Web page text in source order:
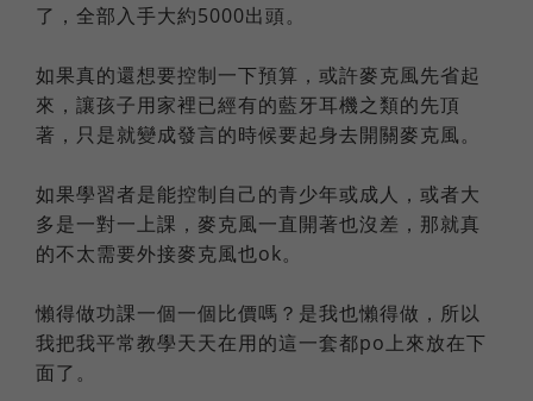
了，全部入手大約5000出頭。
如果真的還想要控制一下預算，或許麥克風先省起
來，讓孩子用家裡已經有的藍牙耳機之類的先頂
著，只是就變成發言的時候要起身去開關麥克風。
如果學習者是能控制自己的青少年或成人，或者大
多是一對一上課，麥克風一直開著也沒差，那就真
的不太需要外接麥克風也ok。
懶得做功課一個一個比價嗎？是我也懶得做，所以
我把我平常教學天天在用的這一套都po上來放在下
面了。